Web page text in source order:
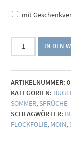
mit
Bügelbild
Moin
(individualisierbar)
Menge
IN DEN
ARTIKELNUMMER:
KATEGORIEN:
SOMMER, SPRÜCHE
SCHLAGWÖRTER:
FLOCKFOLIE, MOIN,